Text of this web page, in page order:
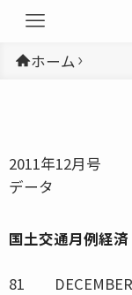
ホーム
2011年12月号
データ
国土交通月例経済
81 DECEMBER